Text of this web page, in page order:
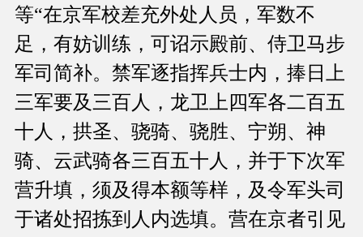
等“在京军校差充外处人员，军数不
足，有妨训练，可诏示殿前、侍卫马步
军司简补。禁军逐指挥兵士内，捧日上
三军要及三百人，龙卫上四军各二百五
十人，拱圣、骁骑、骁胜、宁朔、神
骑、云武骑各三百五十人，并于下次军
营升填，须及得本额等样，及令军头司
于诸处招拣到人内选填。营在京者引见